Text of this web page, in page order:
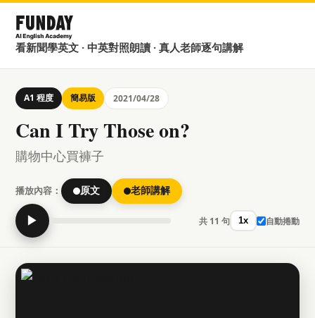
看新聞學英文 · 中英對照朗讀 · 真人老師逐句講解
A1 程度 簡易版 2021/04/28
Can I Try Those on?
購物中心買褲子
播放內容： 原文 老師講解
▶ 共 11 句 1x 自動捲動